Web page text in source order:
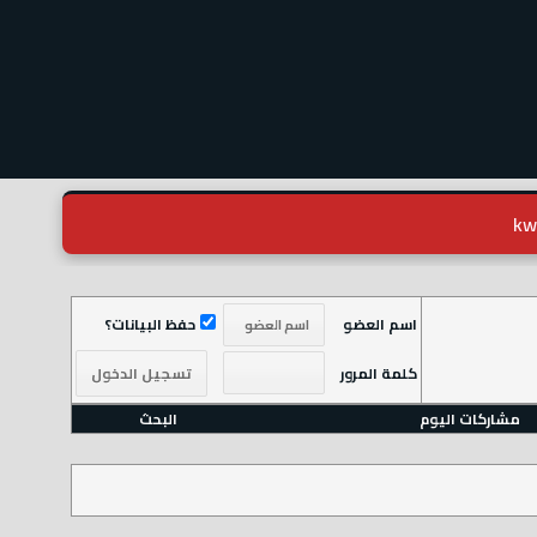
اسم العضو
حفظ البيانات؟
كلمة المرور
مشاركات اليوم البحث